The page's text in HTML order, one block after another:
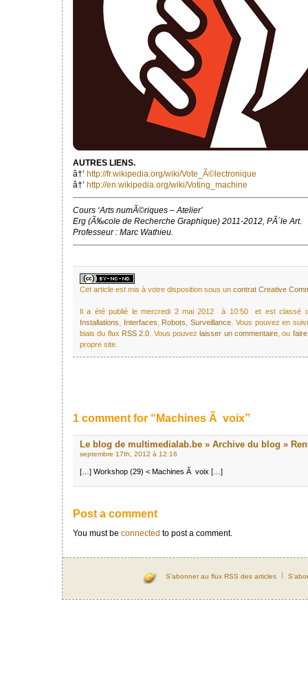
AUTRES LIENS.
â†’ http://fr.wikipedia.org/wiki/Vote_Ã©lectronique
â†’ http://en.wikipedia.org/wiki/Voting_machine
Cours ‘Arts numÃ©riques – Atelier’
Erg (Ã‰cole de Recherche Graphique) 2011-2012, PÃ´le Art.
Professeur : Marc Wathieu.
Cet article est mis à votre disposition sous un contrat Creative
Il a été publié le mercredi 2 mai 2012 à 10:50 et est classé
Installations
Interfaces Robots ,Surveillance . Vous pouvez en
biais du flux RSS 2.0 . Vous pouvezlaisser un commentaire , ou
propre site.
1 comment for “Machines Ã voix”
Le blog de multimedialab.be » Archive du blog »
septembre 17th, 2012 à 12:16
[…] Workshop (29) < Machines Ã voix […]
Post a comment
You must be connected to post a comment.
S'abonner au flux RSS des articles